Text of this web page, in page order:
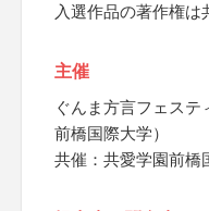
入選作品の著作権
主催
ぐんま方言フェス
前橋国際大学）
共催：共愛学園前橋